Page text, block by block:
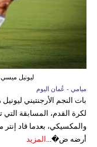
ليونيل
ميامي - عُمان اليوم
بات النجم الأرجنتيني
لكرة القدم، المسابقة التي
أرضه ض�...
المزيد